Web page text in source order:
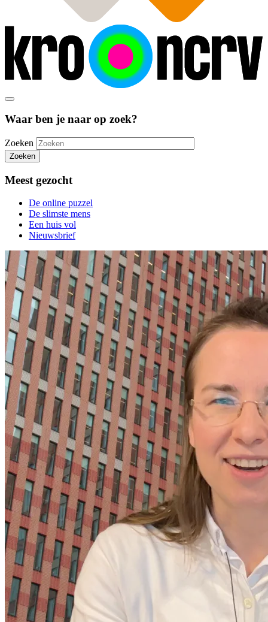
Waar ben je naar op zoek?
Zoeken
Zoeken
Meest gezocht
De online puzzel
De slimste mens
Een huis vol
Nieuwsbrief